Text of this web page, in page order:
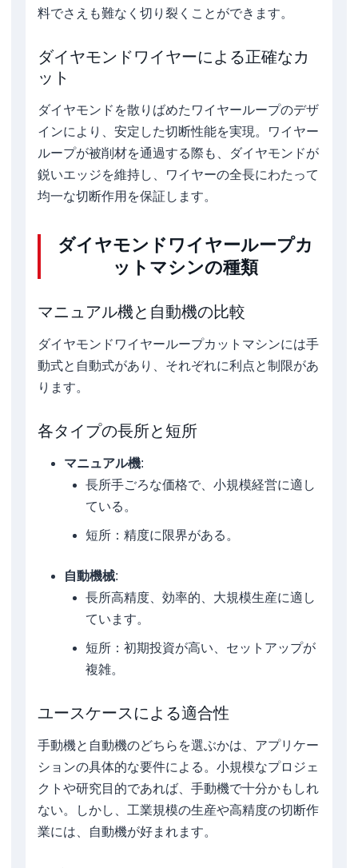
料でさえも難なく切り裂くことができます。
ダイヤモンドワイヤーによる正確なカ
ット
ダイヤモンドを散りばめたワイヤーループのデザ
インにより、安定した切断性能を実現。ワイヤー
ループが被削材を通過する際も、ダイヤモンドが
鋭いエッジを維持し、ワイヤーの全長にわたって
均一な切断作用を保証します。
ダイヤモンドワイヤーループカ
ットマシンの種類
マニュアル機と自動機の比較
ダイヤモンドワイヤーループカットマシンには手
動式と自動式があり、それぞれに利点と制限があ
ります。
各タイプの長所と短所
マニュアル機:
長所手ごろな価格で、小規模経営に適し
ている。
短所：精度に限界がある。
自動機械:
長所高精度、効率的、大規模生産に適し
ています。
短所：初期投資が高い、セットアップが
複雑。
ユースケースによる適合性
手動機と自動機のどちらを選ぶかは、アプリケー
ションの具体的な要件による。小規模なプロジェ
クトや研究目的であれば、手動機で十分かもしれ
ない。しかし、工業規模の生産や高精度の切断作
業には、自動機が好まれます。